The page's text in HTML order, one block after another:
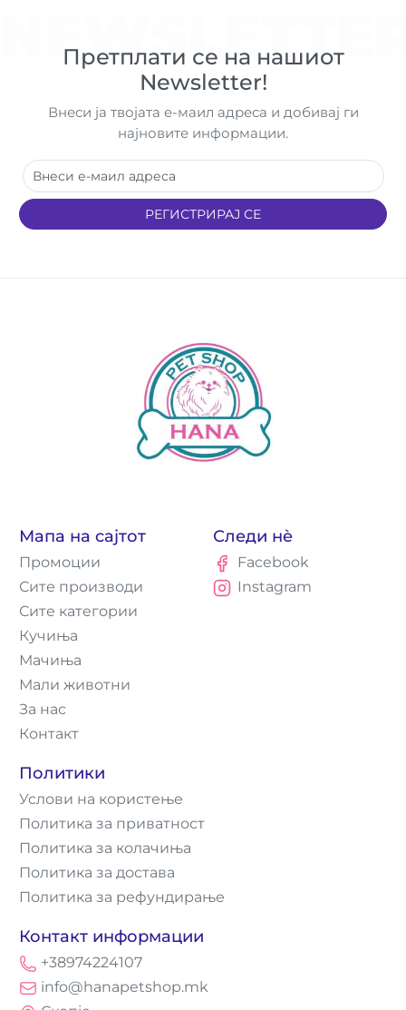
Претплати се на нашиот
Newsletter!
Внеси ја твојата е-маил адреса и добивај ги
најновите информации.
РЕГИСТРИРАЈ СЕ
Мапа на сајтот
Промоции
Сите производи
Сите категории
Кучиња
Мачиња
Мали животни
За нас
Контакт
Политики
Услови на користење
Политика за приватност
Политика за колачиња
Политика за достава
Политика за рефундирање
Контакт информации
+38974224107
info@hanapetshop.mk
Следи нè
Facebook
Instagram